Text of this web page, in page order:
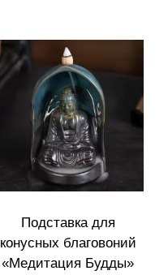
Подставка для
конусных благовоний
«Медитация Будды»